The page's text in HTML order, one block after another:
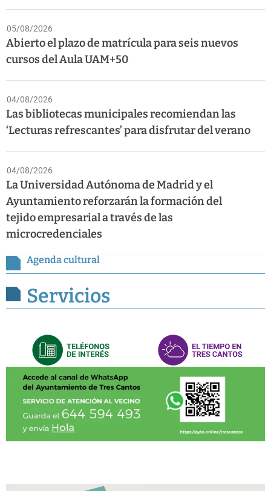
05/08/2026
Abierto el plazo de matrícula para seis nuevos
cursos del Aula UAM+50
04/08/2026
Las bibliotecas municipales recomiendan las
‘Lecturas refrescantes’ para disfrutar del verano
04/08/2026
La Universidad Autónoma de Madrid y el
Ayuntamiento reforzarán la formación del
tejido empresarial a través de las
microcredenciales
Agenda cultural
Servicios